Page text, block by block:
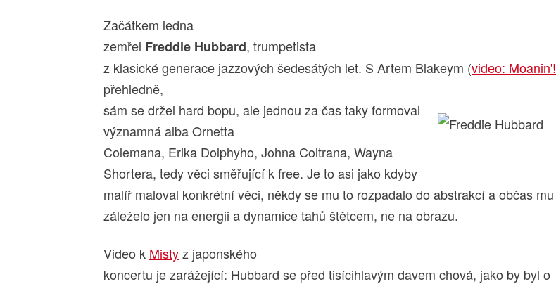
Začátkem ledna
zemřel Freddie Hubbard, trumpetista
z klasické generace jazzových šedesátých let. S Artem Blakeym (video: Moanin'!
přehledně,
sám se držel hard bopu, ale jednou za čas taky formoval
významná alba Ornetta
Colemana, Erika Dolphyho, Johna Coltrana, Wayna
Shortera, tedy věci směřující k free. Je to asi jako kdyby
malíř maloval konkrétní věci, někdy se mu to rozpadalo do abstrakcí a občas mu
záleželo jen na energii a dynamice tahů štětcem, ne na obrazu.
Video k Mistyz japonského
koncertu je zarážející: Hubbard se před tisícihlavým davem chová, jako by byl o